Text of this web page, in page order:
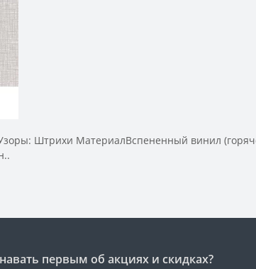
Штрихи МатериалВспененный винил
первым об акциях и скидках?